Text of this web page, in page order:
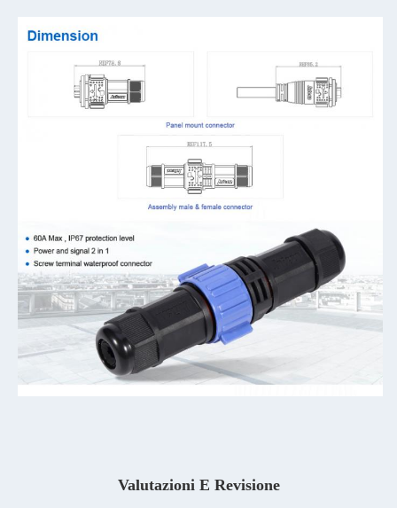
Valutazioni E Revisione